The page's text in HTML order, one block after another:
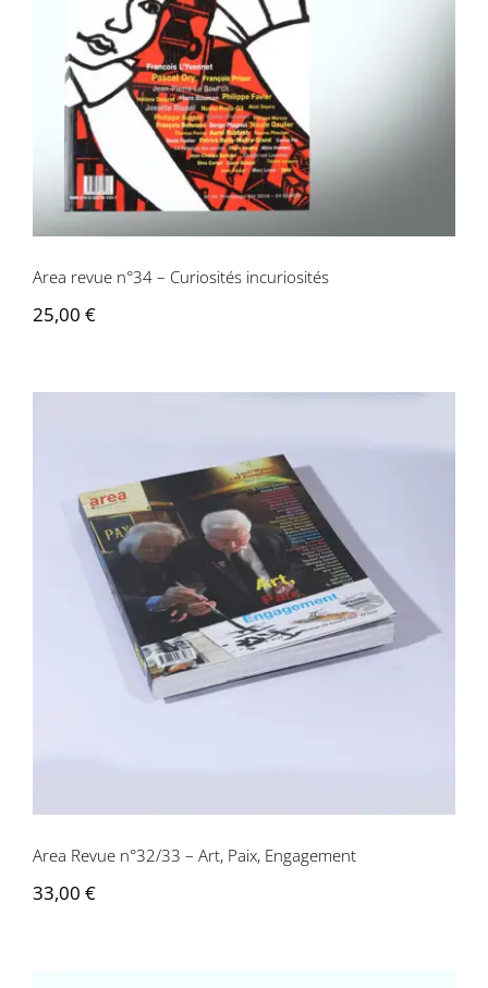
Area revue n°34 – Curiosités
incuriosités
Area revue n°34 – Curiosités incuriosités
25,00 €
Area Revue n°32/33 – Art, Paix,
Engagement
Area Revue n°32/33 – Art, Paix, Engagement
33,00 €